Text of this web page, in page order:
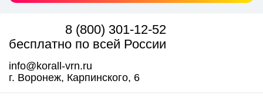
8 (800) 301-12-52
бесплатно по всей России
info@korall-vrn.ru
г. Воронеж, Карпинского, 6